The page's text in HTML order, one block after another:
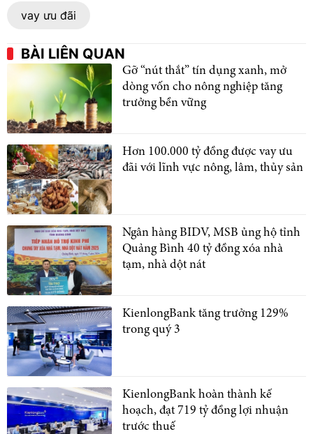
vay ưu đãi
BÀI LIÊN QUAN
Gỡ “nút thắt” tín dụng xanh, mở
dòng vốn cho nông nghiệp tăng
trưởng bền vững
Hơn 100.000 tỷ đồng được vay ưu
đãi với lĩnh vực nông, lâm, thủy sản
Ngân hàng BIDV, MSB ủng hộ tỉnh
Quảng Bình 40 tỷ đồng xóa nhà
tạm, nhà dột nát
KienlongBank tăng trưởng 129%
trong quý 3
KienlongBank hoàn thành kế
hoạch, đạt 719 tỷ đồng lợi nhuận
trước thuế